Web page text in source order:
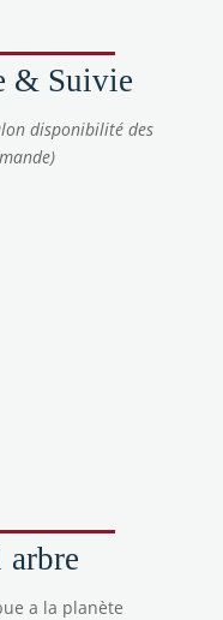
& Suivie
disponibilité des
arbre
a la planète